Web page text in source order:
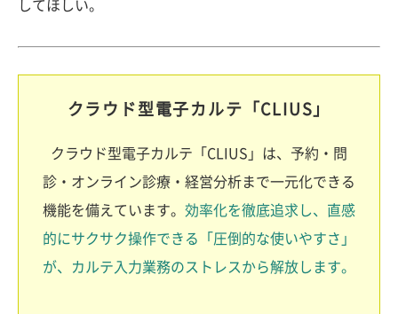
してほしい。
クラウド型電子カルテ「CLIUS」
クラウド型電子カルテ「CLIUS」は、予約・問
診・オンライン診療・経営分析まで一元化できる
機能を備えています。 効率化を徹底追求し、直感
的にサクサク操作できる「圧倒的な使いやすさ」
が、カルテ入力業務のストレスから解放します。